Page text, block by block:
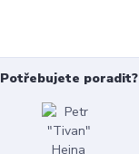
Potřebujete poradit?